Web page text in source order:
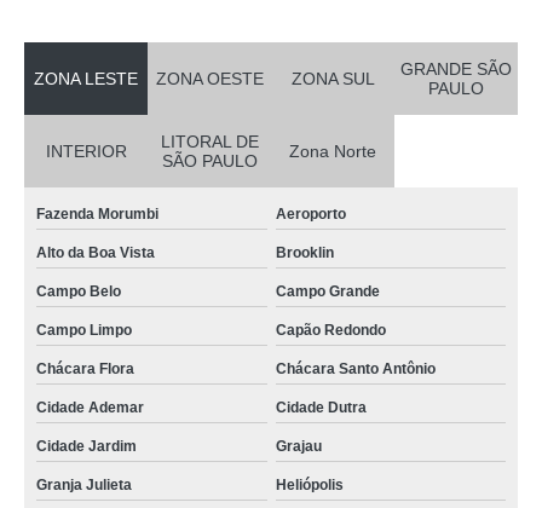
ZONA LESTE ZONA OESTE ZONA SUL
GRANDE SÃO
PAULO
INTERIOR
LITORAL DE
SÃO PAULO
Zona Norte
Fazenda Morumbi Aeroporto
Alto da Boa Vista Brooklin
Campo Belo Campo Grande
Campo Limpo Capão Redondo
Chácara Flora Chácara Santo Antônio
Cidade Ademar Cidade Dutra
Cidade Jardim Grajau
Granja Julieta Heliópolis